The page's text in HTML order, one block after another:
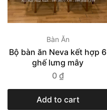
Bàn Ăn
Bộ bàn ăn Neva kết hợp 6
ghế lưng mây
0 ₫
Add to cart